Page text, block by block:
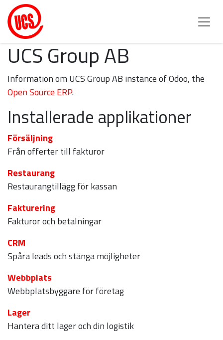
Hoppa till innehåll
UCS Group AB
Information om UCS Group AB instance of Odoo, the
Open Source ERP.
Installerade applikationer
Försäljning
Från offerter till fakturor
Restaurang
Restaurangtillägg för kassan
Fakturering
Fakturor och betalningar
CRM
Spåra leads och stänga möjligheter
Webbplats
Webbplatsbyggare för företag
Lager
Hantera ditt lager och din logistik